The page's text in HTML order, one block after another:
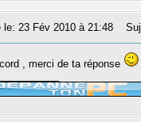
le: 23 Fév 2010 à 21:48
, merci de ta réponse